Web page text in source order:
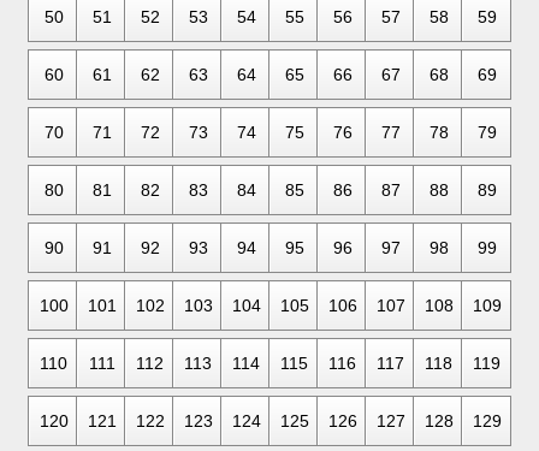
50 51 52 53 54 55 56 57 58 59
60 61 62 63 64 65 66 67 68 69
70 71 72 73 74 75 76 77 78 79
80 81 82 83 84 85 86 87 88 89
90 91 92 93 94 95 96 97 98 99
100 101 102 103 104 105 106 107 108 109
110 111 112 113 114 115 116 117 118 119
120 121 122 123 124 125 126 127 128 129